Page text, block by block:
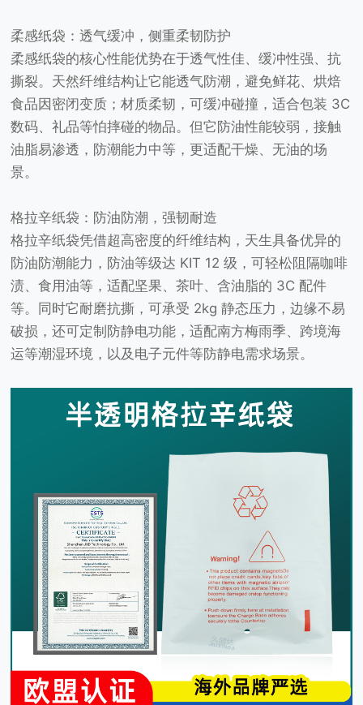
柔感纸袋：透气缓冲，侧重柔韧防护
柔感纸袋的核心性能优势在于透气性佳、缓冲性强、抗
撕裂。天然纤维结构让它能透气防潮，避免鲜花、烘焙
食品因密闭变质；材质柔韧，可缓冲碰撞，适合包装 3C
数码、礼品等怕摔碰的物品。但它防油性能较弱，接触
油脂易渗透，防潮能力中等，更适配干燥、无油的场
景。
格拉辛纸袋：防油防潮，强韧耐造
格拉辛纸袋凭借超高密度的纤维结构，天生具备优异的
防油防潮能力，防油等级达 KIT 12 级，可轻松阻隔咖啡
渍、食用油等，适配坚果、茶叶、含油脂的 3C 配件
等。同时它耐磨抗撕，可承受 2kg 静态压力，边缘不易
破损，还可定制防静电功能，适配南方梅雨季、跨境海
运等潮湿环境，以及电子元件等防静电需求场景。